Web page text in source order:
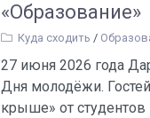
«Образование»
Куда сходить /
27 июня 2026 года
Дня молодёжи.
крыше» от студентов